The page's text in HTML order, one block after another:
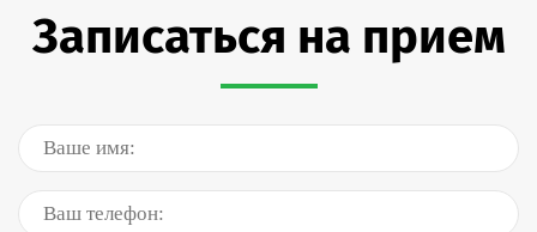
Записаться на прием